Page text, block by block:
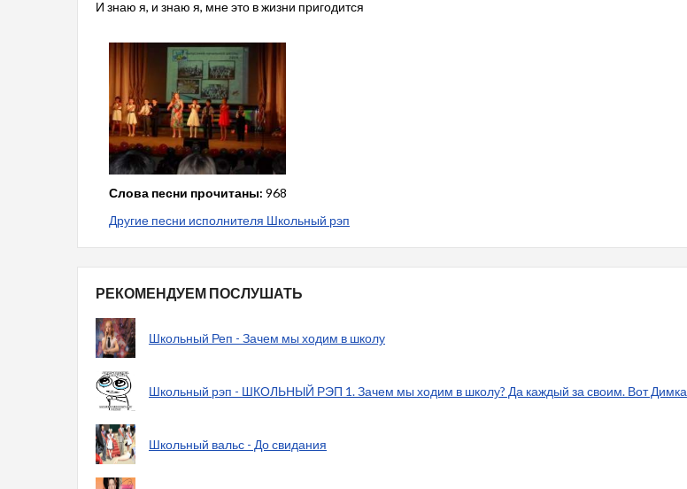
И знаю я, и знаю я, мне это в жизни пригодится
Слова песни прочитаны: 968
Другие песни исполнителя Школьный рэп
РЕКОМЕНДУЕМ ПОСЛУШАТЬ
Школьный Реп - Зачем мы ходим в школу
Школьный рэп - ШКОЛЬНЫЙ РЭП 1. Зачем мы ходим в школу? Да каждый за своим. Вот Димка
Школьный вальс - До свидания